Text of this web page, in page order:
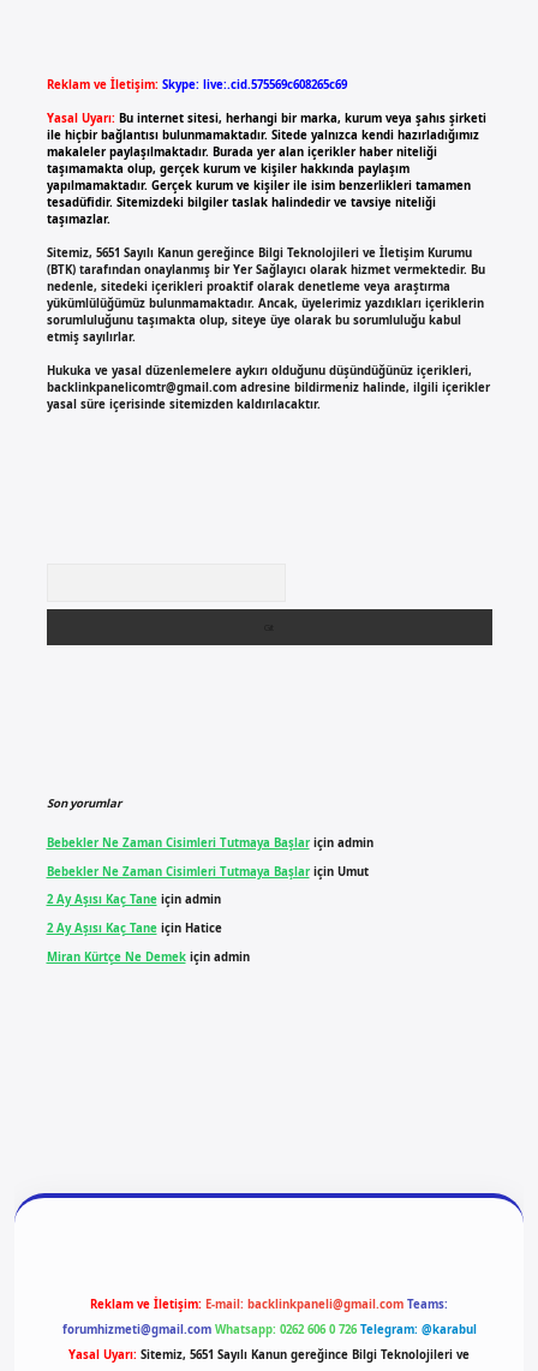
Reklam ve İletişim: Skype: live:.cid.575569c608265c69
Yasal Uyarı: Bu internet sitesi, herhangi bir marka, kurum veya şahıs şirketi
ile hiçbir bağlantısı bulunmamaktadır. Sitede yalnızca kendi hazırladığımız
makaleler paylaşılmaktadır. Burada yer alan içerikler haber niteliği
taşımamakta olup, gerçek kurum ve kişiler hakkında paylaşım
yapılmamaktadır. Gerçek kurum ve kişiler ile isim benzerlikleri tamamen
tesadüfidir. Sitemizdeki bilgiler taslak halindedir ve tavsiye niteliği
taşımazlar.
Sitemiz, 5651 Sayılı Kanun gereğince Bilgi Teknolojileri ve İletişim Kurumu
(BTK) tarafından onaylanmış bir Yer Sağlayıcı olarak hizmet vermektedir. Bu
nedenle, sitedeki içerikleri proaktif olarak denetleme veya araştırma
yükümlülüğümüz bulunmamaktadır. Ancak, üyelerimiz yazdıkları içeriklerin
sorumluluğunu taşımakta olup, siteye üye olarak bu sorumluluğu kabul
etmiş sayılırlar.
Hukuka ve yasal düzenlemelere aykırı olduğunu düşündüğünüz içerikleri,
backlinkpanelicomtr@gmail.comadresine bildirmeniz halinde, ilgili içerikler
yasal süre içerisinde sitemizden kaldırılacaktır.
Son yorumlar
Bebekler Ne Zaman Cisimleri Tutmaya Başlariçin admin
Bebekler Ne Zaman Cisimleri Tutmaya Başlariçin Umut
2 Ay Aşısı Kaç Taneiçin admin
2 Ay Aşısı Kaç Taneiçin Hatice
Miran Kürtçe Ne Demekiçin admin
Reklam ve İletişim: E-mail: backlinkpaneli@gmail.com Teams:
forumhizmeti@gmail.com Whatsapp: 0262 606 0 726 Telegram: @karabul
Yasal Uyarı: Sitemiz, 5651 Sayılı Kanun gereğince Bilgi Teknolojileri ve